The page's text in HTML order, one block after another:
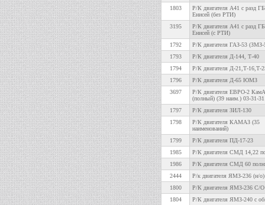
1803
Р/К двигателя А41 с разд
Енисей (без РТИ)
3195
Р/К двигателя А41 с разд
Енисей (с РТИ)
1792
Р/К двигателя ГАЗ-53 (ЗМЗ-
1793
Р/К двигателя Д-144, Т-40
1794
Р/К двигателя Д-21,Т-16,Т-
1796
Р/К двигателя Д-65 ЮМЗ
3697
Р/К двигателя ЕВРО-2
(полный) (39 наим.) 03-31-
1797
Р/К двигателя ЗИЛ-130
1798
Р/К двигателя КАМАЗ (35
наименований)
1799
Р/К двигателя ПД-17-23
1985
Р/К двигателя СМД 14,22
1986
Р/К двигателя СМД 60
2444
Р/к двигателя ЯМЗ-236 (н/
1800
Р/К двигателя ЯМЗ-236 С/О
1804
Р/К двигателя ЯМЗ-240 с